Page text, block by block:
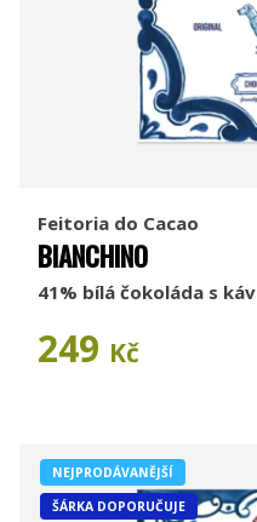
Feitoria do Cacao
BIANCHINO
41% bílá čokoláda s
249 Kč
NEJPRODÁVANĚJŠÍ
ŠÁRKA DOPORUČUJE